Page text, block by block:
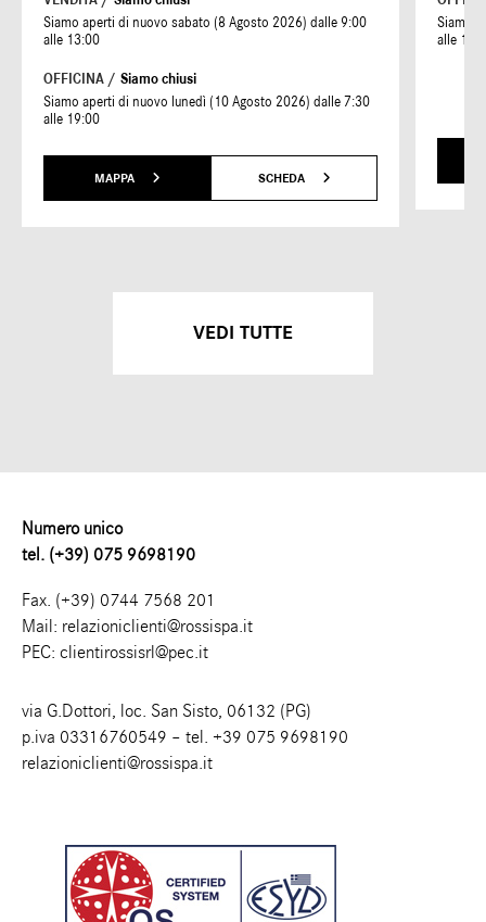
Siamo aperti di nuovo sabato (8 Agosto 2026) dalle 9:00
alle 13:00
OFFICINA / Siamo chiusi
Siamo aperti di nuovo lunedì (10 Agosto 2026) dalle 7:30
alle 19:00
MAPPA SCHEDA
Siamo
alle
VEDI TUTTE
Numero unico
tel. (+39) 075 9698190
Fax. (+39) 0744 7568 201
Mail: relazioniclienti@rossispa.it
PEC: clientirossisrl@pec.it
via G.Dottori, loc. San Sisto, 06132 (PG)
p.iva 03316760549 – tel. +39 075 9698190
relazioniclienti@rossispa.it